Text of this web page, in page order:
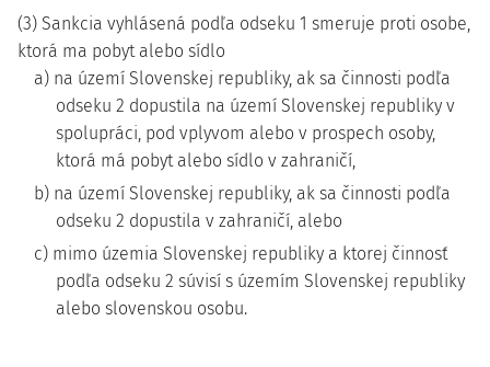
(3) Sankcia vyhlásená podľa odseku 1 smeruje proti osobe,
ktorá ma pobyt alebo sídlo
a) na území Slovenskej republiky, ak sa činnosti podľa
odseku 2 dopustila na území Slovenskej republiky v
spolupráci, pod vplyvom alebo v prospech osoby,
ktorá má pobyt alebo sídlo v zahraničí,
b) na území Slovenskej republiky, ak sa činnosti podľa
odseku 2 dopustila v zahraničí, alebo
c) mimo územia Slovenskej republiky a ktorej činnosť
podľa odseku 2 súvisí s územím Slovenskej republiky
alebo slovenskou osobu.